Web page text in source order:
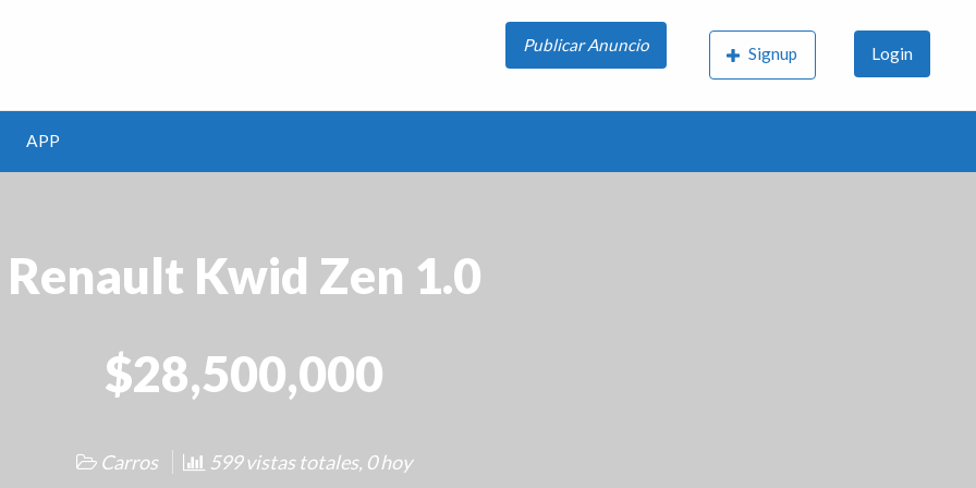
Publicar Anuncio Signup Login
APP
Renault Kwid Zen 1.0
$28,500,000
Carros 599 vistas totales, 0 hoy